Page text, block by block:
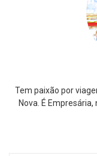
Tem paixão por
Nova. É